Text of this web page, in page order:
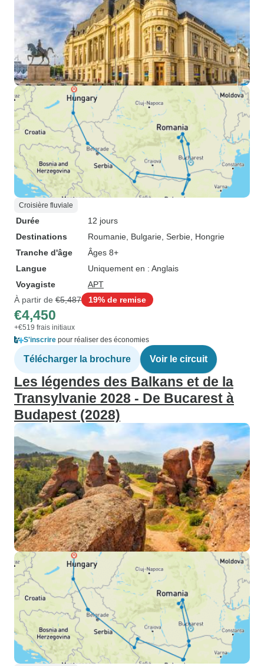
Croisière fluviale
Durée
12 jours
Destinations
Roumanie , Bulgarie , Serbie , Hongrie
Tranche d'âge
Âges 8+
Langue
Uniquement en : Anglais
Voyagiste
APT
À partir de €5,487 19% de remise
€4,450
+€519 frais initiaux
S'inscrire pour réaliser des économies
Télécharger la brochure Voir le circuit
Les légendes des Balkans et de la
Transylvanie 2028 - De Bucarest à
Budapest (2028)